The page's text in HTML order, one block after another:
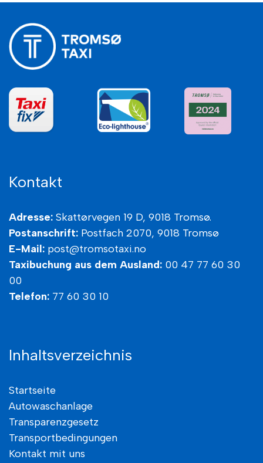
Kontakt
Adresse: Skattørvegen 19 D, 9018 Tromsø.
Postanschrift: Postfach 2070, 9018 Tromsø
E-Mail: post@tromsotaxi.no
Taxibuchung aus dem Ausland: 00 47 77 60 30
00
Telefon: 77 60 30 10
Inhaltsverzeichnis
Startseite
Autowaschanlage
Transparenzgesetz
Transportbedingungen
Kontakt mit uns